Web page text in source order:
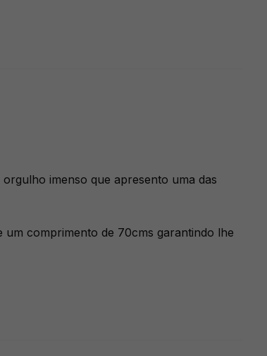
imenso que apresento uma das
um comprimento de 70cms garantindo lhe